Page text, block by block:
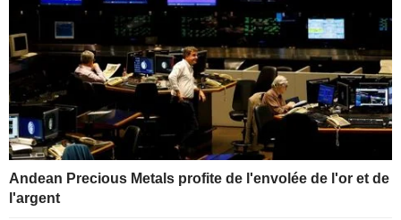
Andean Precious Metals profite de l'envolée de l'or et de
l'argent